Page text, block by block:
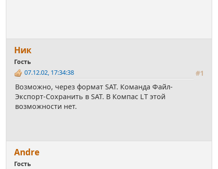
Ник
Гость
#1
07.12.02, 17:34:38
Возможно, через формат SAT. Команда Файл-
Экспорт-Сохранить в SAT. В Компас LT этой
возможности нет.
Andre
Гость